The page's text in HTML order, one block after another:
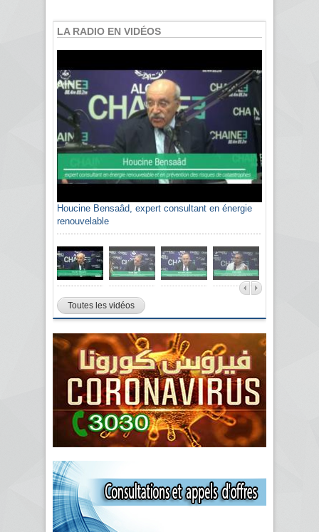
LA RADIO EN VIDÉOS
Houcine Bensaâd, expert consultant en énergie
renouvelable
Toutes les vidéos